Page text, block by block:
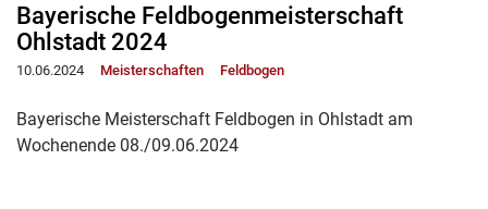
Bayerische Feldbogenmeisterschaft
Ohlstadt 2024
10.06.2024 Meisterschaften Feldbogen
Bayerische Meisterschaft Feldbogen in Ohlstadt am
Wochenende 08./09.06.2024